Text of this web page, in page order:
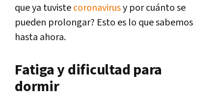
que ya tuvistecoronavirusy por cuánto se
pueden prolongar? Esto es lo que sabemos
hasta ahora.
Fatiga y dificultad para
dormir